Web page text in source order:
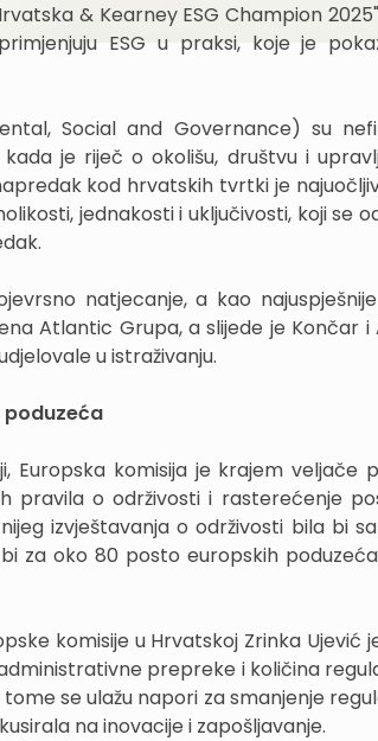
& Kearney ESG Champion
ESG u praksi, koje je
Social and Governance) su
je riječ o okolišu, društvu i
kod hrvatskih tvrtki je
jednakosti i uključivosti, koji se
natjecanje, a kao
Atlantic Grupa, a slijede je Končar
u istraživanju.
Europska komisija je krajem veljače
pravila o održivosti i rasterećenje
izvještavanja o održivosti bila bi
za oko 80 posto europskih
komisije u Hrvatskoj Zrinka Ujević
prepreke i količina
se ulažu napori za smanjenje
na inovacije i zapošljavanje.